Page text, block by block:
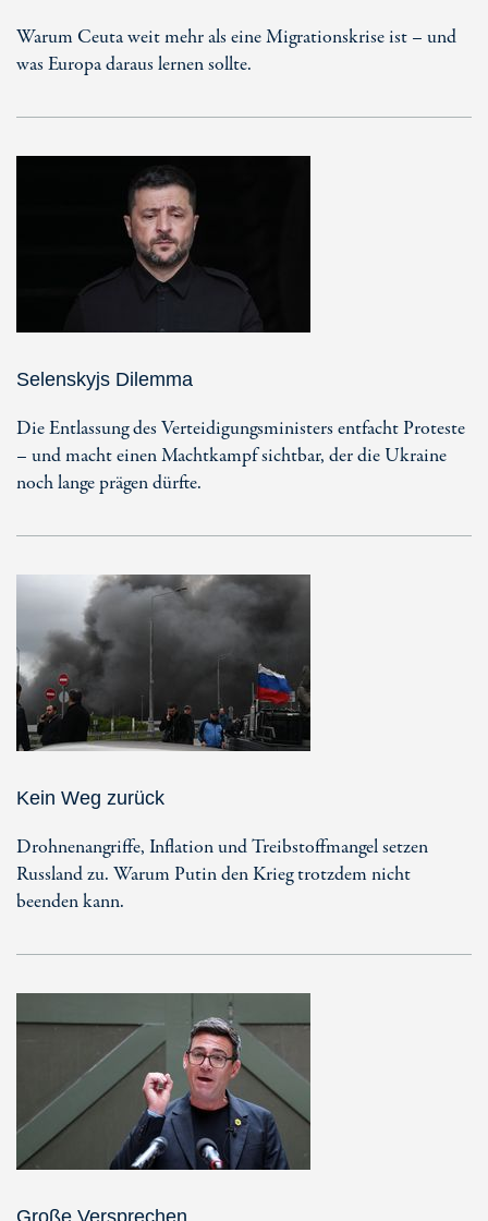
Warum Ceuta weit mehr als eine Migrationskrise ist – und
was Europa daraus lernen sollte.
Selenskyjs Dilemma
Die Entlassung des Verteidigungsministers entfacht Proteste
– und macht einen Machtkampf sichtbar, der die Ukraine
noch lange prägen dürfte.
Kein Weg zurück
Drohnenangriffe, Inflation und Treibstoffmangel setzen
Russland zu. Warum Putin den Krieg trotzdem nicht
beenden kann.
Große Versprechen